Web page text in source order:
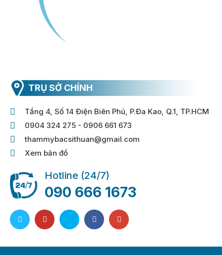
TRỤ SỞ CHÍNH
Tầng 4, Số 14 Điện Biên Phủ, P.Đa Kao, Q.1, TP.HCM
0904 324 275 - 0906 661 673
thammybacsithuan@gmail.com
Xem bản đồ
Hotline (24/7)
090 666 1673